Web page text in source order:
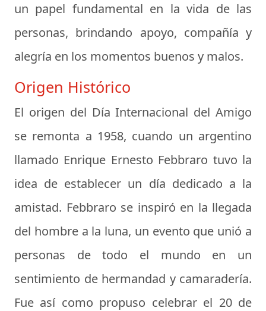
un papel fundamental en la vida de las
personas, brindando apoyo, compañía y
alegría en los momentos buenos y malos.
Origen Histórico
El origen del Día Internacional del Amigo
se remonta a 1958, cuando un argentino
llamado Enrique Ernesto Febbraro tuvo la
idea de establecer un día dedicado a la
amistad. Febbraro se inspiró en la llegada
del hombre a la luna, un evento que unió a
personas de todo el mundo en un
sentimiento de hermandad y camaradería.
Fue así como propuso celebrar el 20 de